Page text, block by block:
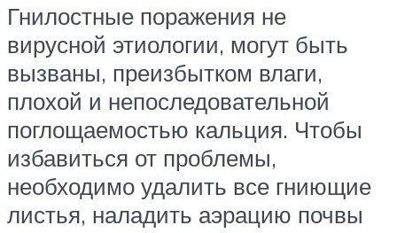
Гнилостные поражения не
вирусной этиологии, могут быть
вызваны, преизбытком влаги,
плохой и непоследовательной
поглощаемостью кальция. Чтобы
избавиться от проблемы,
необходимо удалить все гниющие
листья, наладить аэрацию почвы